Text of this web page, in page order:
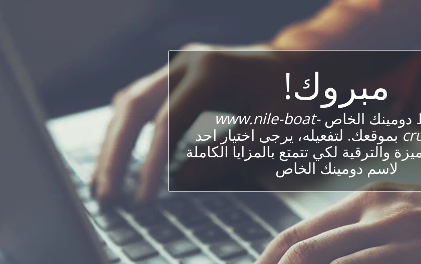
مبروك!
دومينك الخاصwww.nile-boat-
بموقعك. لتفعيله، يرجى اختيار احد
والترقية لكي تتمتع بالمزايا الكاملة
لاسم دومينك الخاص